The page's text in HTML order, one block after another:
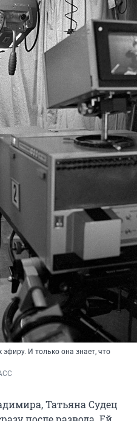
эфиру. И только она знает, что
Татьяна Судец